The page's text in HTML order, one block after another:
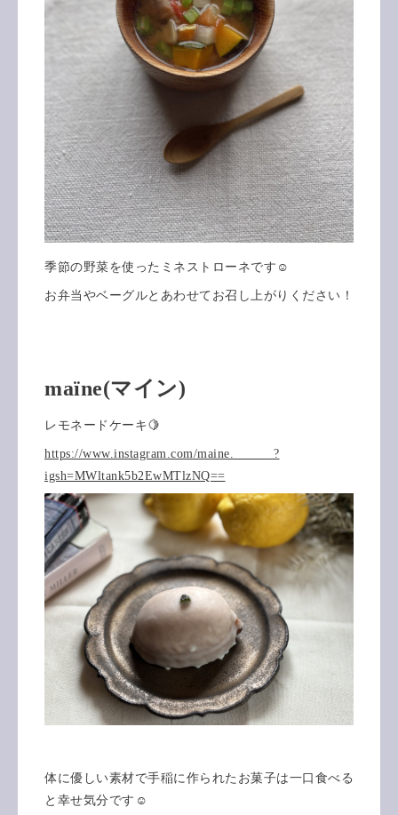
季節の野菜を使ったミネストローネです☺️
お弁当やベーグルとあわせてお召し上がりください！
maïne(マイン)
レモネードケーキ🍋
https://www.instagram.com/maine.______?
igsh=MWltank5b2EwMTlzNQ==
体に優しい素材で手稲に作られたお菓子は一口食べる
と幸せ気分です☺️